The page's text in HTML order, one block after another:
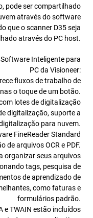
pode ser compartilhado
através do software
que o scanner D35 seja
através do PC host.
Inteligente para
PC da Visioneer:
fluxos de trabalho de
o toque de um botão.
lotes de digitalização
digitalização, suporte a
para nuvem.
FineReader Standard
de arquivos OCR e PDF.
organizar seus arquivos
tags, pesquisa de
de aprendizado de
como faturas e
formulários padrão.
e TWAIN estão incluídos